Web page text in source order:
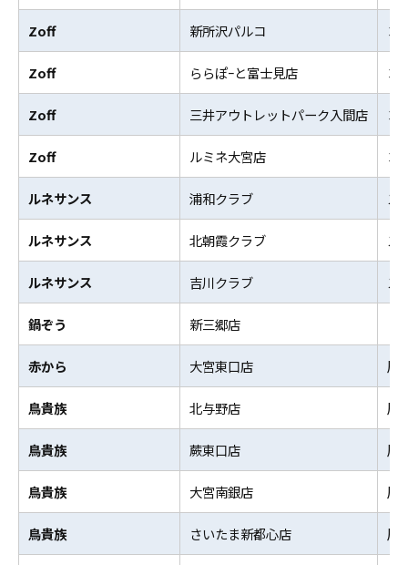
Zoff 新所沢パルコ コ
Zoff ららぽｰと富士見店 コ
Zoff 三井アウトレットパーク入間店 コ
Zoff ルミネ大宮店 コ
ルネサンス 浦和クラブ ス
ルネサンス 北朝霞クラブ ス
ルネサンス 吉川クラブ ス
鍋ぞう 新三郷店
赤から 大宮東口店 居
鳥貴族 北与野店 居
鳥貴族 蕨東口店 居
鳥貴族 大宮南銀店 居
鳥貴族 さいたま新都心店 居